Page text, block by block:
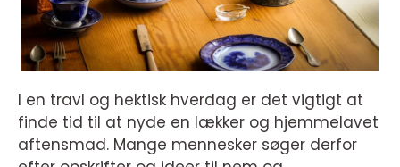
I en travl og hektisk hverdag er det vigtigt at
finde tid til at nyde en lækker og hjemmelavet
aftensmad. Mange mennesker søger derfor